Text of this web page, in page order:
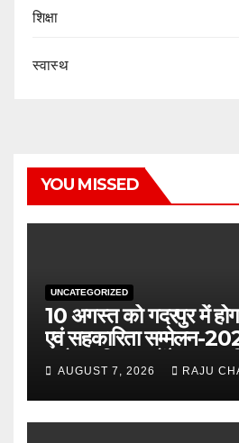
शिक्षा
स्वास्थ
YOU MISSED
UNCATEGORIZED
10 अगस्त को गदरपुर में
एवं सहकारिता सम्मेलन-2026 वन
सुबोध उनियाल होंगे मुख्य
पंजीकरण अनिवार्य
AUGUST 7, 2026 RAJU